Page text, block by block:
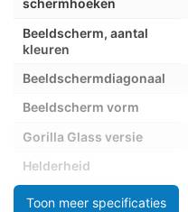
schermhoeken
Beeldscherm, aantal
kleuren
Beeldschermdiagonaal
Beeldscherm vorm
Gorilla Glass versie
Helderheid
Marketingnaam
Toon meer specificaties